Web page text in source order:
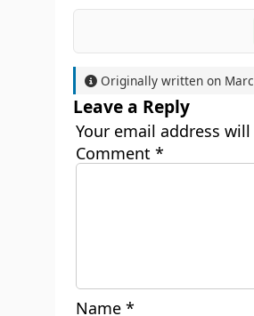
Originally written on
Leave a Reply
Your email address
Comment *
Name *